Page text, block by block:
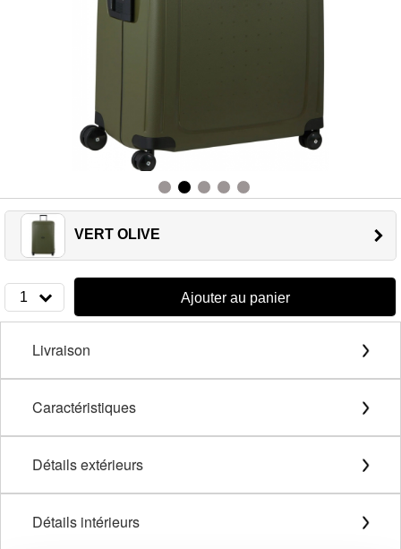
VERT OLIVE
1 Ajouter au panier
Livraison
Caractéristiques
Détails extérieurs
Détails intérieurs